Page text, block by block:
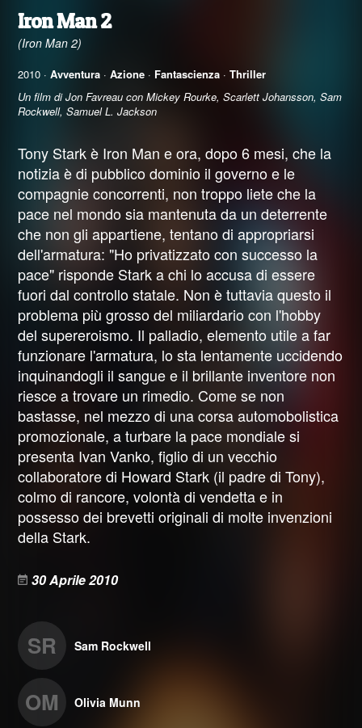
Iron Man 2
(Iron Man 2)
2010 · Avventura ·Azione · Fantascienza ·Thriller
Un film di Jon Favreau con Mickey Rourke, Scarlett Johansson, Sam
Rockwell, Samuel L. Jackson
Tony Stark è Iron Man e ora, dopo 6 mesi, che la
notizia è di pubblico dominio il governo e le
compagnie concorrenti, non troppo liete che la
pace nel mondo sia mantenuta da un deterrente
che non gli appartiene, tentano di appropriarsi
dell'armatura: "Ho privatizzato con successo la
pace" risponde Stark a chi lo accusa di essere
fuori dal controllo statale. Non è tuttavia questo il
problema più grosso del miliardario con l'hobby
del supereroismo. Il palladio, elemento utile a far
funzionare l'armatura, lo sta lentamente uccidendo
inquinandogli il sangue e il brillante inventore non
riesce a trovare un rimedio. Come se non
bastasse, nel mezzo di una corsa automobolistica
promozionale, a turbare la pace mondiale si
presenta Ivan Vanko, figlio di un vecchio
collaboratore di Howard Stark (il padre di Tony),
colmo di rancore, volontà di vendetta e in
possesso dei brevetti originali di molte invenzioni
della Stark.
30 Aprile 2010
SR Sam Rockwell
OM Olivia Munn